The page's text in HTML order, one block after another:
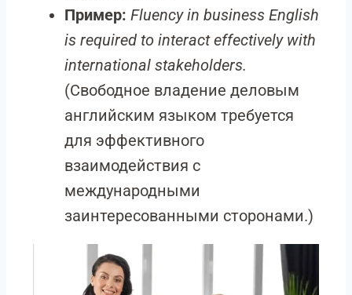
Пример: Fluency in business English
is required to interact effectively with
international stakeholders.
(Свободное владение деловым
английским языком требуется
для эффективного
взаимодействия с
международными
заинтересованными сторонами.)